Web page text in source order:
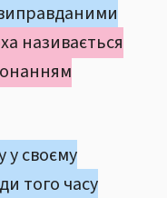
виправданими
називається
своєму
того часу